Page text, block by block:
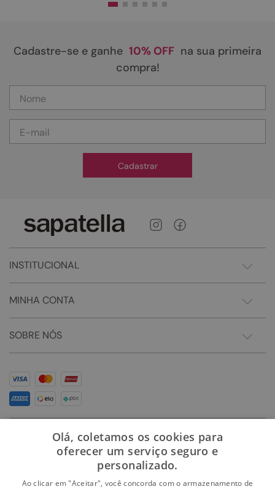
Cadastre-se e ganhe 10% OFF na sua primeira
compra!
Cadastrar
INSTITUCIONAL
MINHA CONTA
SOBRE NÓS
Olá, coletamos os cookies para
oferecer um serviço seguro e
personalizado.
Ao clicar em "Aceitar", você concorda com o armazenamento de